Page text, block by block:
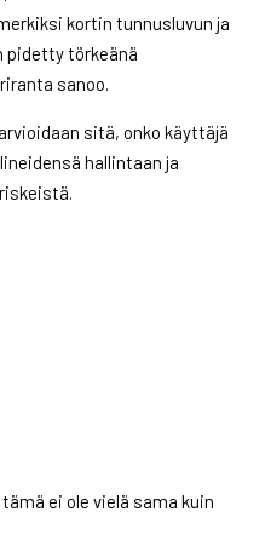
kortin tunnusluvun ja
pidetty törkeänä
sanoo.
sitä, onko käyttäjä
hallintaan ja
ei ole vielä sama kuin